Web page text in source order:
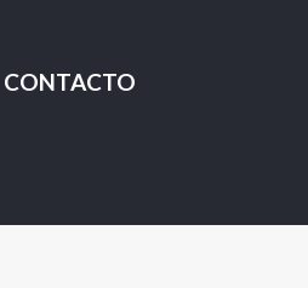
CONTACTO